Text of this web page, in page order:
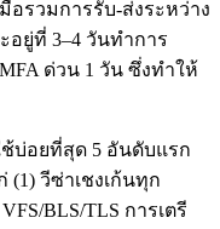
อรวมการรับ-ส่งระหว่าง
อยู่ที่ 3–4 วันทำการ
ด่วน 1 วัน ซึ่งทำให้
บ่อยที่สุด 5 อันดับแรก
(1) วีซ่าเชงเก้นทุก
BLS/TLS การเตรี